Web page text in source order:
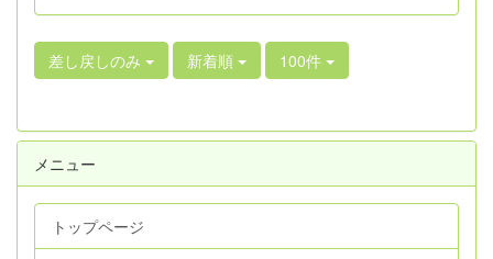
差し戻しのみ 新着順 100件
メニュー
トップページ